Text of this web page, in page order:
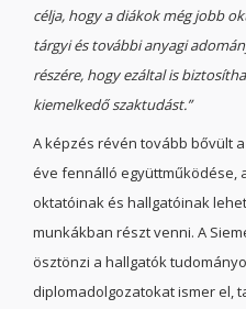
célja, hogy a diákok még jobb
tárgyi és további anyagi
részére, hogy ezáltal is
kiemelkedő szaktudást.”
A képzés révén tovább bővült
éve fennálló együttműködése,
oktatóinak és hallgatóinak
munkákban részt venni. A
ösztönzi a hallgatók
diplomadolgozatokat ismer el,